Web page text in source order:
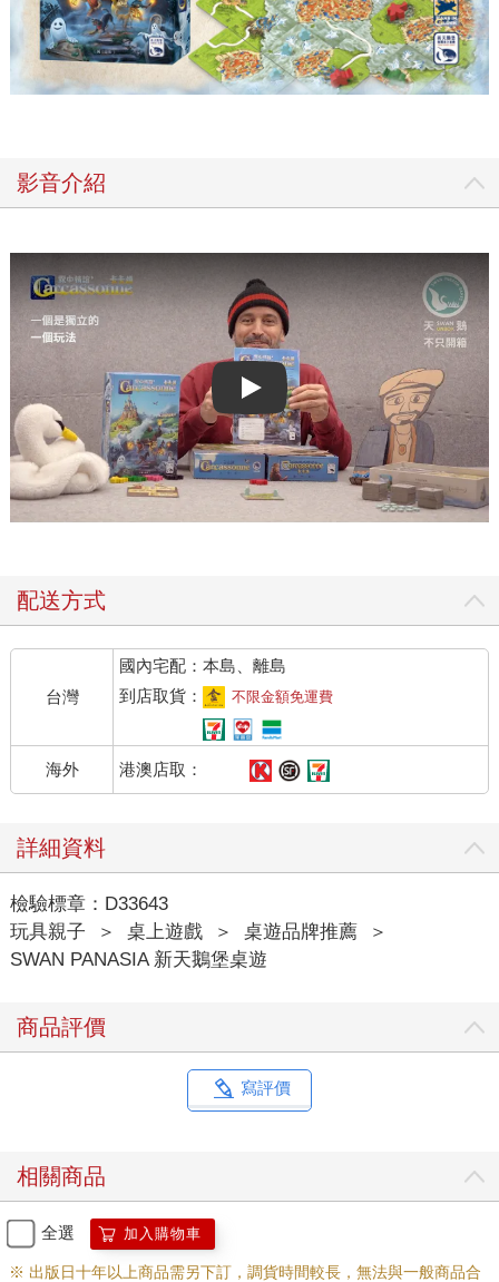
影音介紹
Play video
配送方式
台灣
國內宅配：本島、離島
到店取貨：
不限金額免運費
海外 港澳店取：
詳細資料
檢驗標章：D33643
玩具親子
＞ 桌上遊戲 ＞ 桌遊品牌推薦
＞
SWAN PANASIA 新天鵝堡桌遊
商品評價
寫評價
相關商品
全選 加入購物車
※ 出版日十年以上商品需另下訂，調貨時間較長，無法與一般商品合